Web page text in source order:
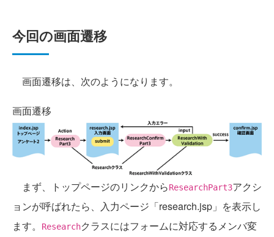
今回の画面遷移
画面遷移は、次のようになります。
画面遷移
まず、トップページのリンクからResearchPart3アクシ
ョンが呼ばれたら、入力ページ「research.jsp」を表示し
ます。
Researchクラスにはフォームに対応するメンバ変